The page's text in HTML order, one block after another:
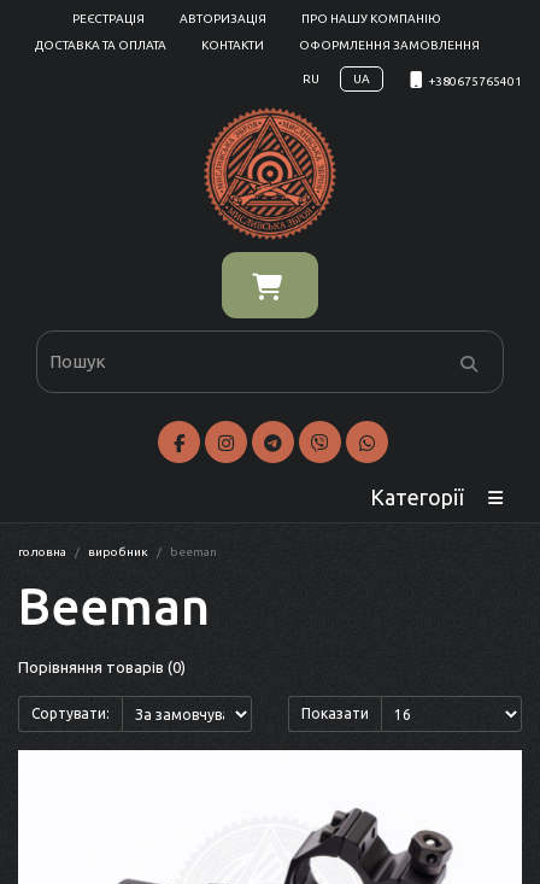
РЕЄСТРАЦІЯ АВТОРИЗАЦІЯ
ПРО НАШУ КОМПАНІЮ
ДОСТАВКА ТА ОПЛАТА
КОНТАКТИ ОФОРМЛЕННЯ ЗАМОВЛЕННЯ
RU UA +380675765401
Категорії
головна виробник beeman
Beeman
Порівняння товарів (0)
Сортувати: Показати